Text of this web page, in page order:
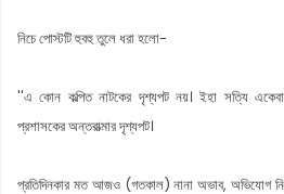
নিচে পোস্টটি হুবহু তুলে ধরা হলো-
''এ কোন কল্পিত নাটকের দৃশ্যপট নয়। ইহা সত্যি
প্রশাসকের অন্তরাত্মার দৃশ্যপট।
প্রতিদিনকার মত আজও (গতকাল) নানা অভাব, অভিযোগ